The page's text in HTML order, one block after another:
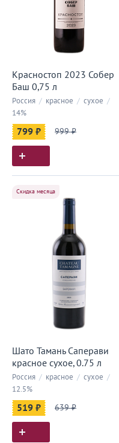
Красностоп 2023 Собер
Баш 0,75 л
Россия / красное / сухое /
14%
799 ₽ 999 ₽
Скидка месяца
Шато Тамань Саперави
красное сухое, 0.75 л
Россия / красное / сухое /
12.5%
519 ₽ 639 ₽